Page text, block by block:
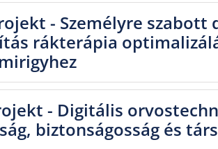
- Személyre
rákterápia
- Digitális
biztonságosság és